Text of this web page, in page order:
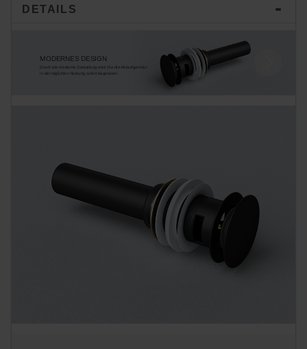
DETAILS
MODERNES DESIGN
Durch die moderne Gestaltung wird Sie die Ablaufgarnitur
in der täglichen Nutzung sofort begeistern.